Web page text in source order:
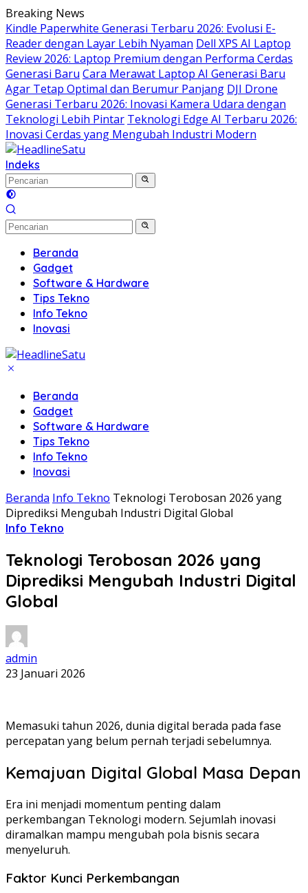
Langsung
ke
konten
Breaking News
Kindle Paperwhite Generasi Terbaru 2026: Evolusi E-
Reader dengan Layar Lebih Nyaman Dell XPS AI Laptop
Review 2026: Laptop Premium dengan Performa Cerdas
Generasi Baru Cara Merawat Laptop AI Generasi Baru
Agar Tetap Optimal dan Berumur Panjang DJI Drone
Generasi Terbaru 2026: Inovasi Kamera Udara dengan
Teknologi Lebih Pintar Teknologi Edge AI Terbaru 2026:
Inovasi Cerdas yang Mengubah Industri Modern
Indeks
Beranda
Gadget
Software & Hardware
Tips Tekno
Info Tekno
Inovasi
Beranda
Gadget
Software & Hardware
Tips Tekno
Info Tekno
Inovasi
Beranda Info Tekno Teknologi Terobosan 2026 yang
Diprediksi Mengubah Industri Digital Global
Info Tekno
Teknologi Terobosan 2026 yang
Diprediksi Mengubah Industri Digital
Global
admin
23 Januari 2026
Memasuki tahun 2026, dunia digital berada pada fase
percepatan yang belum pernah terjadi sebelumnya.
Kemajuan Digital Global Masa Depan
Era ini menjadi momentum penting dalam
perkembangan Teknologi modern. Sejumlah inovasi
diramalkan mampu mengubah pola bisnis secara
menyeluruh.
Faktor Kunci Perkembangan